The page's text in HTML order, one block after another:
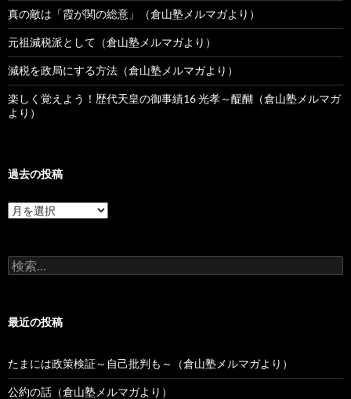
真の敵は「霞が関の総意」（倉山塾メルマガより）
元祖減税派として（倉山塾メルマガより）
減税を政局にする方法（倉山塾メルマガより）
楽しく覚えよう！歴代天皇の御事績16 光孝～醍醐（倉山塾メルマガ
より）
過去の投稿
過
去
稿
検
索:
最近の投稿
たまには政策検証～自己批判も～（倉山塾メルマガより）
公約の話（倉山塾メルマガより）